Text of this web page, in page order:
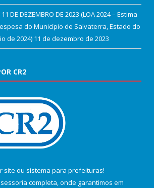
DE DEZEMBRO DE 2023 (LOA 2024 – Estima
do Município de Salvaterra, Estado do
de 2024) 11 de dezembro de 2023
CR2
site ou sistema para prefeituras!
completa, onde garantimos em